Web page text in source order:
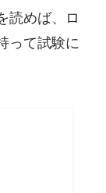
読めば、ロ
って試験に